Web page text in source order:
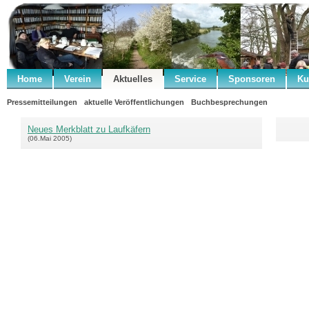
Home Verein Aktuelles Service Sponsoren
Pressemitteilungen aktuelle Veröffentlichungen Buchbesprechungen
Neues Merkblatt zu Laufkäfern
(06.Mai 2005)